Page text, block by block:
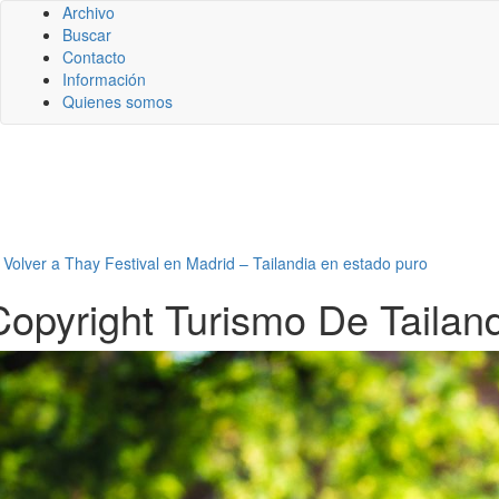
Archivo
Buscar
Contacto
Información
Quienes somos
Volver a Thay Festival en Madrid – Tailandia en estado puro
Turismo De